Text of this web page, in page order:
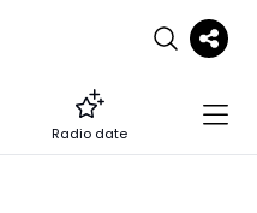
Radio date